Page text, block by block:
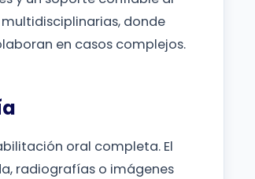
donde
en casos complejos.
oral completa. El
radiografías o imágenes